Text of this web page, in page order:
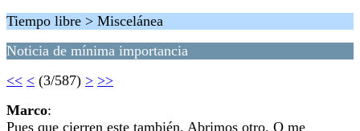
Tiempo libre > Miscelánea
Noticia de mínima importancia
<< < (3/587) > >>
Marco:
Pues que cierren este también. Abrimos otro. O me